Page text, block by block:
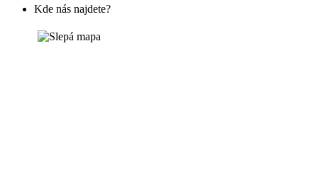
Kde nás najdete?